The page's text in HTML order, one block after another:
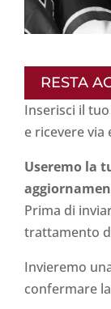
RESTA
Inserisci il
e ricevere
Useremo la
Prima di
trattamento
Invieremo
confermare